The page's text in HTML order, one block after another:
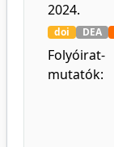
2024.
doi DEA
Folyóirat-
mutatók: